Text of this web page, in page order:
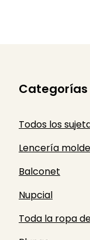
Todos los
Lencería
Balconet
Nupcial
Toda la ropa